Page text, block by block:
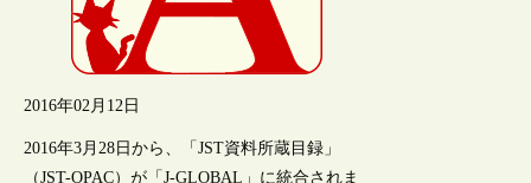
2016年02月12日
2016年3月28日から、「JST資料所蔵目録」
（JST-OPAC）が「J-GLOBAL」に統合されま